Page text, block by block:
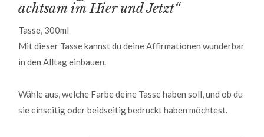
achtsam im Hier und Jetzt“
Tasse, 300ml
Mit dieser Tasse kannst du deine Affirmationen wunderbar
in den Alltag einbauen.
Wähle aus, welche Farbe deine Tasse haben soll, und ob du
sie einseitig oder beidseitig bedruckt haben möchtest.